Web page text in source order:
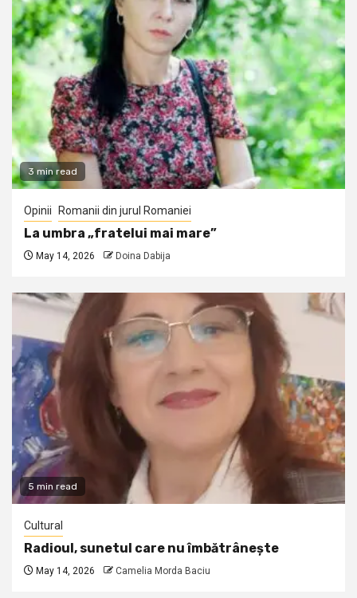
3 min read
Opinii Romanii din jurul Romaniei
La umbra „fratelui mai mare”
May 14, 2026 Doina Dabija
5 min read
Cultural
Radioul, sunetul care nu îmbătrânește
May 14, 2026 Camelia Morda Baciu